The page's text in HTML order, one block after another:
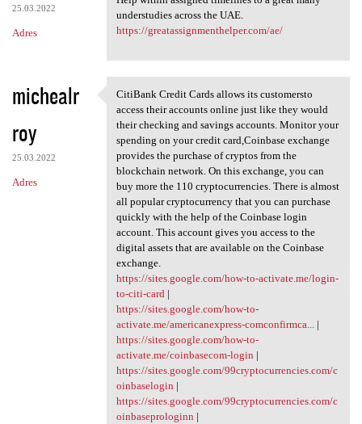
25.03.2022
Adres
understudies across the UAE.
https://greatassignmenthelper.com/ae/
michealr
roy
25.03.2022
Adres
CitiBank Credit Cards allows
CitiBank Credit Cards allows its customersto
access their accounts online just like they would
their checking and savings accounts. Monitor your
spending on your credit card,Coinbase exchange
provides the purchase of cryptos from the
blockchain network. On this exchange, you can
buy more the 110 cryptocurrencies. There is almost
all popular cryptocurrency that you can purchase
quickly with the help of the Coinbase login
account. This account gives you access to the
digital assets that are available on the Coinbase
exchange.
https://sites.google.com/how-to-activate.me/login-
to-citi-card |
https://sites.google.com/how-to-
activate.me/americanexpress-comconfirmca...
|
https://sites.google.com/how-to-
activate.me/coinbasecom-login |
https://sites.google.com/99cryptocurrencies.com/c
oinbaselogin |
https://sites.google.com/99cryptocurrencies.com/c
oinbaseprologinn |